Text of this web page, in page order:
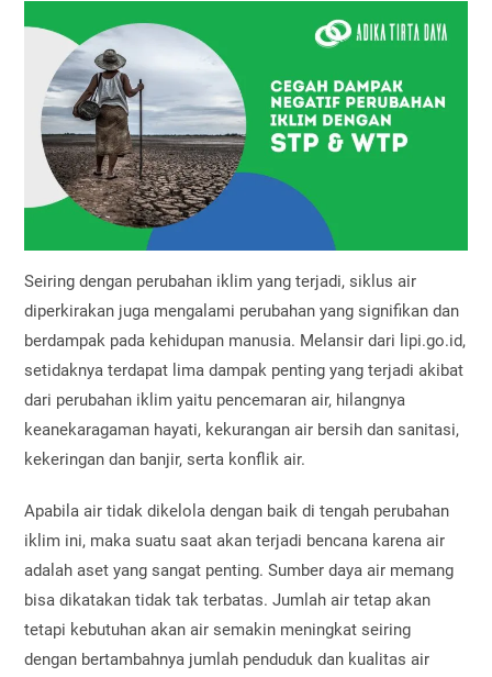
Seiring dengan perubahan iklim yang terjadi, siklus air
diperkirakan juga mengalami perubahan yang signifikan dan
berdampak pada kehidupan manusia. Melansir dari lipi.go.id,
setidaknya terdapat lima dampak penting yang terjadi akibat
dari perubahan iklim yaitu pencemaran air, hilangnya
keanekaragaman hayati, kekurangan air bersih dan sanitasi,
kekeringan dan banjir, serta konflik air.
Apabila air tidak dikelola dengan baik di tengah perubahan
iklim ini, maka suatu saat akan terjadi bencana karena air
adalah aset yang sangat penting. Sumber daya air memang
bisa dikatakan tidak tak terbatas. Jumlah air tetap akan
tetapi kebutuhan akan air semakin meningkat seiring
dengan bertambahnya jumlah penduduk dan kualitas air